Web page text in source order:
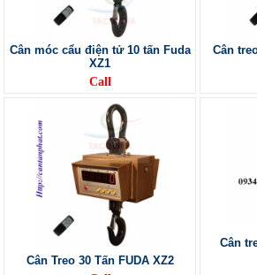
Cân móc cẩu điện tử 10 tấn Fuda
XZ1
Call
Cân
Cân Treo 30 Tấn FUDA XZ2
Cân